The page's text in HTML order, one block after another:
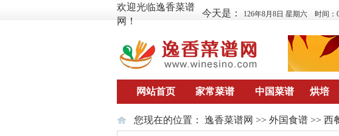
欢迎光临逸香菜谱
网！
今天是： 126年8月8日 星期六 时间：
网站首页 家常菜谱 中国菜谱 烘培
您现在的位置： 逸香菜谱网 >> 外国食谱 >> 西